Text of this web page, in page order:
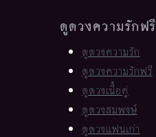
ดูดวงความรักฟรี
ดูดวงความรัก
ดูดวงความรักฟรี
ดูดวงเนื้อคู่
ดูดวงสมพงษ์
ดูดวงแฟนเก่า